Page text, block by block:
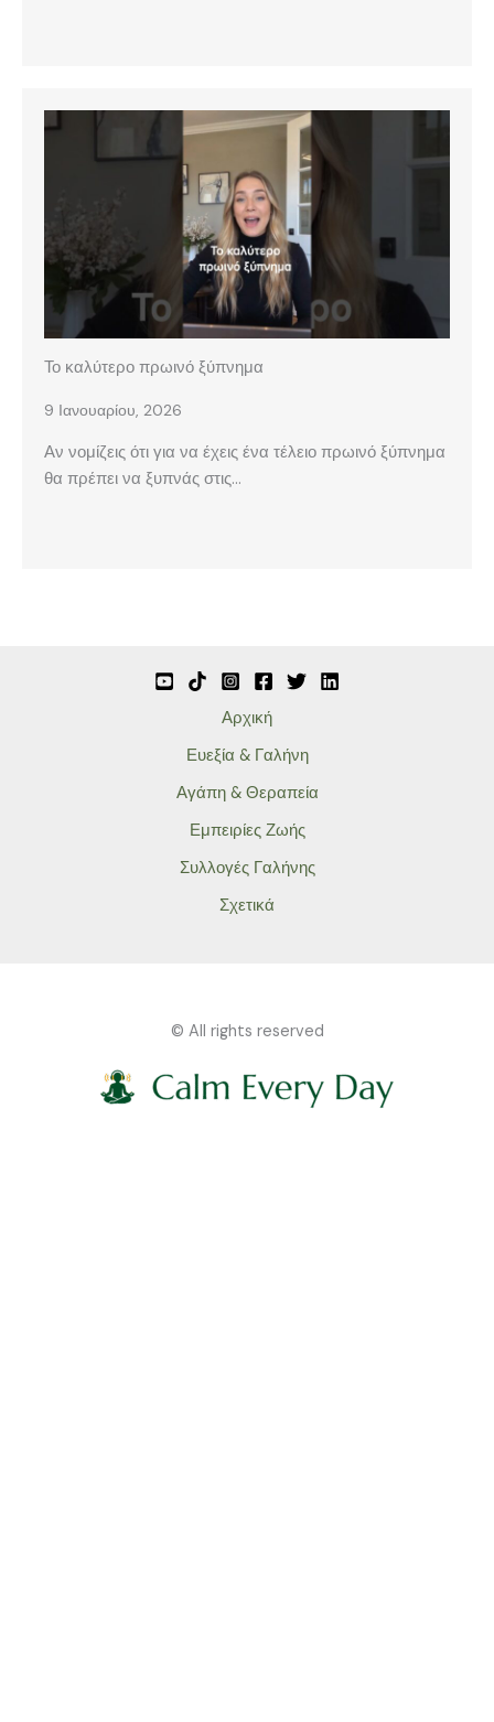
Το καλύτερο πρωινό ξύπνημα
9 Ιανουαρίου, 2026
Αν νομίζεις ότι για να έχεις ένα τέλειο πρωινό ξύπνημα
θα πρέπει να ξυπνάς στις…
Αρχική
Ευεξία & Γαλήνη
Αγάπη & Θεραπεία
Εμπειρίες Ζωής
Συλλογές Γαλήνης
Σχετικά
© All rights reserved